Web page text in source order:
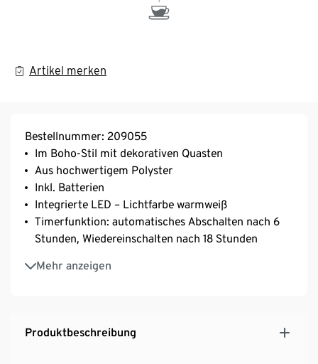
Artikel merken
Bestellnummer: 209055
Im Boho-Stil mit dekorativen Quasten
Aus hochwertigem Polyster
Inkl. Batterien
Integrierte LED – Lichtfarbe warmweiß
Timerfunktion: automatisches Abschalten nach 6
Stunden, Wiedereinschalten nach 18 Stunden
Mehr anzeigen
Ein-/Ausschalter auf der Unterseite
Produktbeschreibung